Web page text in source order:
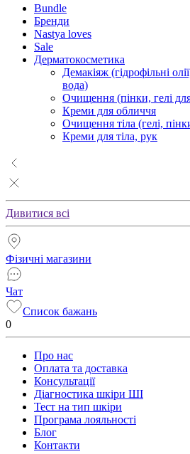
Bundle
Бренди
Nastya loves
Sale
Дерматокосметика
Демакіяж (гідрофільні
вода)
Очищення (пінки, гелі
Креми для обличчя
Очищення тіла (гелі,
Креми для тіла, рук
Дивитися всі
Фізичні магазини
Чат
Список бажань
0
Про нас
Оплата та доставка
Консультації
Діагностика шкіри ШІ
Тест на тип шкіри
Програма лояльності
Блог
Контакти